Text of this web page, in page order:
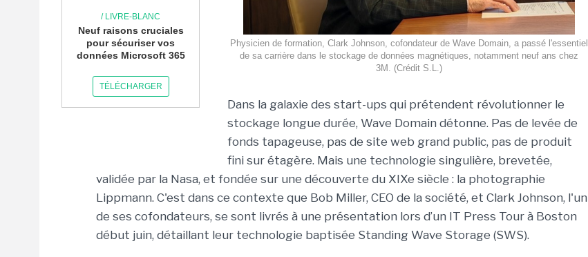
/ LIVRE-BLANC
Neuf raisons cruciales
pour sécuriser vos
données Microsoft 365
TÉLÉCHARGER
Physicien de formation, Clark Johnson, cofondateur de Wave Domain, a passé l'essentiel
de sa carrière dans le stockage de données magnétiques, notamment neuf ans chez
3M. (Crédit S.L.)
Dans la galaxie des start-ups qui prétendent révolutionner le
stockage longue durée, Wave Domain détonne. Pas de levée de
fonds tapageuse, pas de site web grand public, pas de produit
fini sur étagère. Mais une technologie singulière, brevetée,
validée par la Nasa, et fondée sur une découverte du XIXe siècle : la photographie
Lippmann. C'est dans ce contexte que Bob Miller, CEO de la société, et Clark Johnson, l'un
de ses cofondateurs, se sont livrés à une présentation lors d’un IT Press Tour à Boston
début juin, détaillant leur technologie baptisée Standing Wave Storage (SWS).